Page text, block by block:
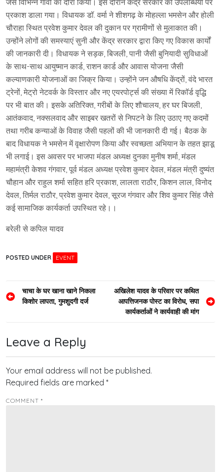
प्रकाश डाला गया। विधायक डॉ. वर्मा ने शीशगढ़ के मोहल्ला भमसेन और होली
चौराहा स्थित प्रवेश कुमार देवल की दुकान पर ग्रामीणों से मुलाकात की।
उन्होंने लोगों की समस्याएं सुनी और केंद्र सरकार द्वारा किए गए विकास कार्यों
की जानकारी दी। विधायक ने सड़क, बिजली, पानी जैसी बुनियादी सुविधाओं
के साथ-साथ आयुष्मान कार्ड, राशन कार्ड और आवास योजना जैसी
कल्याणकारी योजनाओं का जिक्र किया। उन्होंने जन औषधि केंद्रों, वंदे भारत
ट्रेनों, मेट्रो नेटवर्क के विस्तार और नए एयरपोर्ट्स की संख्या में रिकॉर्ड वृद्धि
पर भी बात की। इसके अतिरिक्त, गरीबों के लिए शौचालय, हर घर बिजली,
आतंकवाद, नक्सलवाद और साइबर खतरों से निपटने के लिए उठाए गए कदमों
तथा गरीब कन्याओं के विवाह जैसी पहलों की भी जानकारी दी गई। बैठक के
बाद विधायक ने भमसेन में वृक्षारोपण किया और स्वच्छता अभियान के तहत झाडू
भी लगाई। इस अवसर पर भाजपा मंडल अध्यक्ष दुनका मुनीष शर्मा, मंडल
महामंत्री केशव गंगवार, पूर्व मंडल अध्यक्ष प्रवेश कुमार देवल, मंडल मंत्री दुष्यंत
चौहान और राहुल शर्मा सहित हरि प्रकाश, लालता राठौर, किशन लाल, विनोद
देवल, तिर्मल राठौर, प्रवेश कुमार देवल, सूरज गंगवार और शिव कुमार सिंह जैसे
कई सामाजिक कार्यकर्ता उपस्थित रहे।।
बरेली से कपिल यादव
POSTED UNDER EVENT
Post
navigation
चाचा के घर खाना खाने निकला
किशोर लापता, गुमशुदगी दर्ज
अखिलेश यादव के परिवार पर कथित
आपत्तिजनक पोस्ट का विरोध, सपा
कार्यकर्ताओं ने कार्यवाही की मांग
Leave a Reply
Your email address will not be published.
Required fields are marked *
COMMENT *